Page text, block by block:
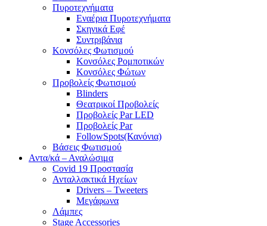
Πυροτεχνήματα
Εναέρια Πυροτεχνήματα
Σκηνικά Εφέ
Συντριβάνια
Κονσόλες Φωτισμού
Κονσόλες Ρομποτικών
Κονσόλες Φώτων
Προβολείς Φωτισμού
Blinders
Θεατρικοί Προβολείς
Προβολείς Par LED
Προβολείς Par
FollowSpots(Κανόνια)
Βάσεις Φωτισμού
Αντα/κά – Αναλώσιμα
Covid 19 Προστασία
Ανταλλακτικά Ηχείων
Drivers – Tweeters
Μεγάφωνα
Λάμπες
Stage Accessories